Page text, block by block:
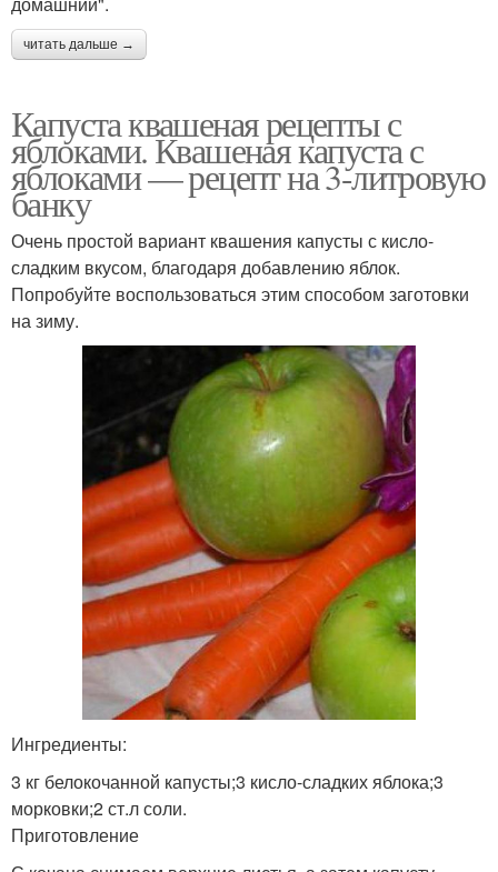
читать дальше →
Капуста квашеная рецепты с
яблоками. Квашеная капуста с
яблоками — рецепт на 3-литровую
банку
Очень простой вариант квашения капусты с кисло-
сладким вкусом, благодаря добавлению яблок.
Попробуйте воспользоваться этим способом заготовки
на зиму.
Ингредиенты:
3 кг белокочанной капусты;3 кисло-сладких яблока;3
морковки;2 ст.л соли.
Приготовление